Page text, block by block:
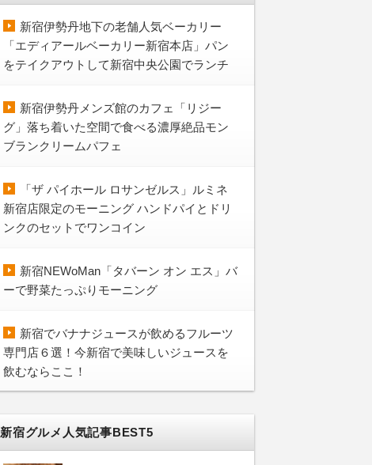
新宿伊勢丹地下の老舗人気ベーカリー
「エディアールベーカリー新宿本店」パン
をテイクアウトして新宿中央公園でランチ
新宿伊勢丹メンズ館のカフェ「リジー
グ」落ち着いた空間で食べる濃厚絶品モン
ブランクリームパフェ
「ザ パイホール ロサンゼルス」ルミネ
新宿店限定のモーニング ハンドパイとドリ
ンクのセットでワンコイン
新宿NEWoMan「タバーン オン エス」バ
ーで野菜たっぷりモーニング
新宿でバナナジュースが飲めるフルーツ
専門店６選！今新宿で美味しいジュースを
飲むならここ！
新宿グルメ人気記事BEST5